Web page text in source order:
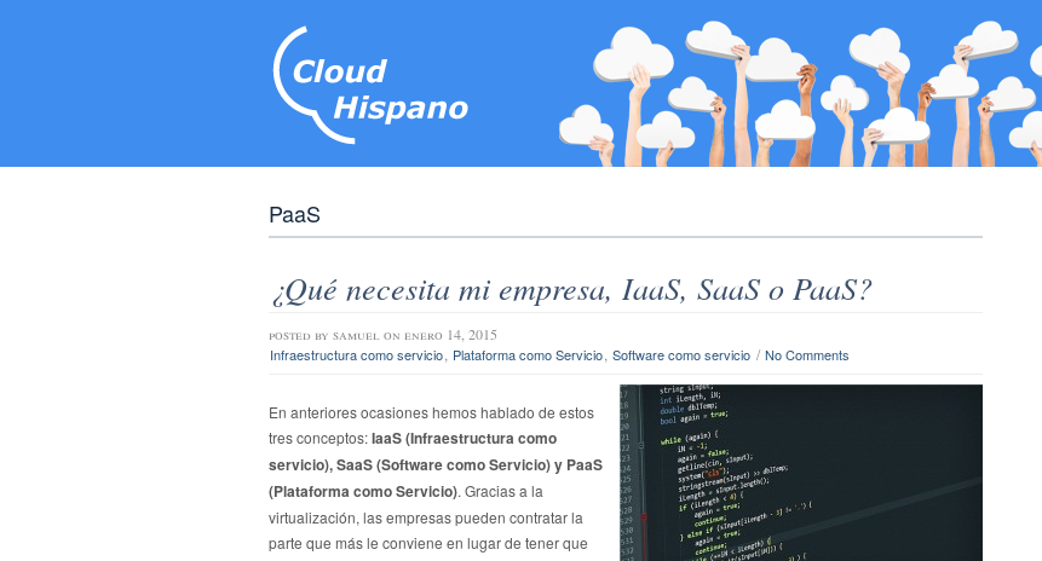
PaaS
¿Qué necesita mi empresa, IaaS, SaaS o PaaS?
posted by samuel on enero 14, 2015
Infraestructura como servicio, Plataforma como Servicio, Software como servicio /No Comments
En anteriores ocasiones hemos hablado de estos
tres conceptos:IaaS (Infraestructura como
servicio), SaaS (Software como Servicio) y PaaS
(Plataforma como Servicio). Gracias a la
virtualización, las empresas pueden contratar la
parte que más le conviene en lugar de tener que